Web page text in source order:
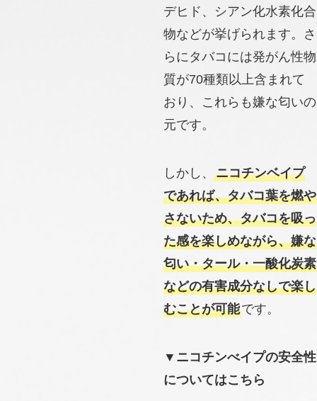
デヒド、シアン化水素化合
物などが挙げられます。さ
らにタバコには発がん性物
質が70種類以上含まれて
おり、これらも嫌な匂いの
元です。
しかし、ニコチンベイプ
であれば、タバコ葉を燃や
さないため、タバコを吸っ
た感を楽しめながら、嫌な
匂い・タール・一酸化炭素
などの有害成分なしで楽し
むことが可能です。
▼ニコチンべイプの安全性
についてはこちら